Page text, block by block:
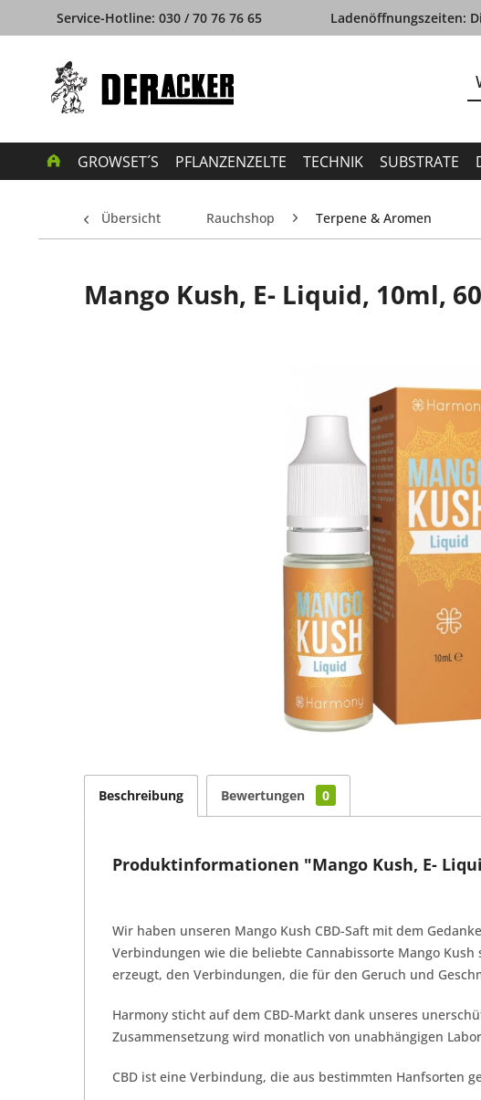
Service-Hotline: 030 / 70 76 76 65 Ladenöffnungszeiten:
GROWSET´S PFLANZENZELTE TECHNIK SUBSTRATE
Übersicht Rauchshop Terpene & Aromen
Mango Kush, E- Liquid, 10ml,
Beschreibung Bewertungen 0
Produktinformationen "Mango Kush, E-
Wir haben unseren Mango Kush CBD-Saft mit dem
Verbindungen wie die beliebte Cannabissorte Mango
erzeugt, den Verbindungen, die für den Geruch und
Harmony sticht auf dem CBD-Markt dank unseres
Zusammensetzung wird monatlich von unabhängigen
CBD ist eine Verbindung, die aus bestimmten Hanfsorten